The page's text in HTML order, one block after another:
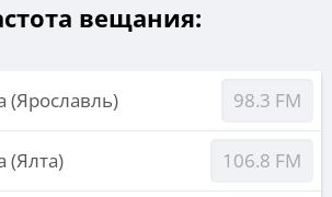
вещания:
(Ярославль) 98.3 FM
(Ялта) 106.8 FM